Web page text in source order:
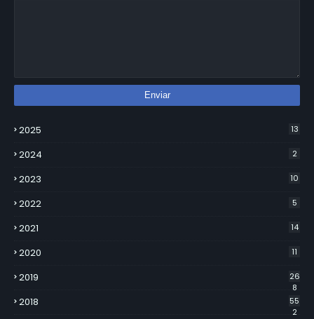
2025 13
2024 2
2023 10
2022 5
2021 14
2020 11
2019
26
8
2018
55
2